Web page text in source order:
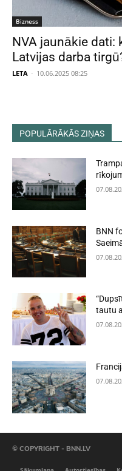
Bizness
NVA jaunākie dati:
Latvijas darba
LETA - 10.06.2025 08:25
POPULĀRĀKĀS ZIŅAS
BNN
tautu
© COPYRIGHT - BNN.LV